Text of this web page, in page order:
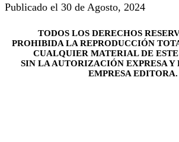
Publicado el 30 de Agosto, 2024
TODOS LOS DERECHOS
PROHIBIDA LA REPRODUCCIÓN
CUALQUIER MATERIAL DE
SIN LA AUTORIZACIÓN EXPRESA Y
EMPRESA EDITORA.